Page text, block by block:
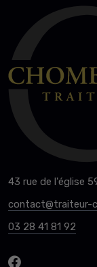
43 rue de l'église
contact@traiteur-
03 28 41 81 92